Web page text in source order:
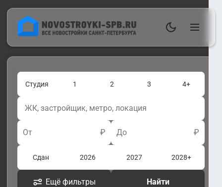
Студия 1 2 3 4+
От ₽ До ₽
Сдан 2026 2027 2028+
Ещё фильтры Найти